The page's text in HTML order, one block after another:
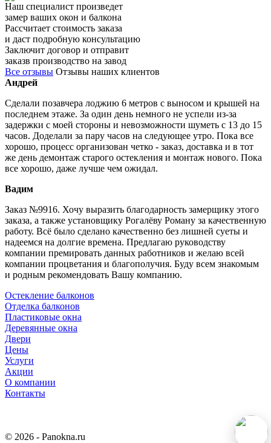
Наш специалист произведет
замер ваших окон и балкона
Рассчитает стоимость заказа
и даст подробную консультацию
Заключит договор и отправит
заказв производство на завод
Все отзывы Отзывы наших клиентов
Андрей
Сделали позавчера лоджию 6 метров с выносом и крышей на
последнем этаже. За один день немного не успели из-за
задержки с моей стороны и невозможности шуметь с 13 до 15
часов. Доделали за пару часов на следующее утро. Пока все
хорошо, процесс организован четко - заказ, доставка и в тот
же день демонтаж старого остекления и монтаж нового. Пока
все хорошо, даже лучше чем ожидал.
Вадим
Заказ №9916. Хочу выразить благодарность замерщику этого
заказа, а также установщику Рогалёву Роману за качественную
работу. Всё было сделано качественно без лишней суеты и
надеемся на долгие времена. Предлагаю руководству
компании премировать данных работников и желаю всей
компании процветания и благополучия. Буду всем знакомым
и родным рекомендовать Вашу компанию.
Остекление балконов
Отделка балконов
Пластиковые окна
Деревянные окна
Двери
Цены
Услуги
Акции
О компании
Контакты
© 2026 - Panokna.ru